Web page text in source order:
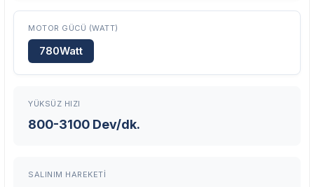
Ücretsiz onarım veya değişim
Kullanıcı hatası ve fiziksel hasar hariçtir. Fatura ibrazı zorunludur.
MOTOR GÜCÜ (WATT)
780Watt
YÜKSÜZ HIZI
800-3100 Dev/dk.
SALINIM HAREKETI